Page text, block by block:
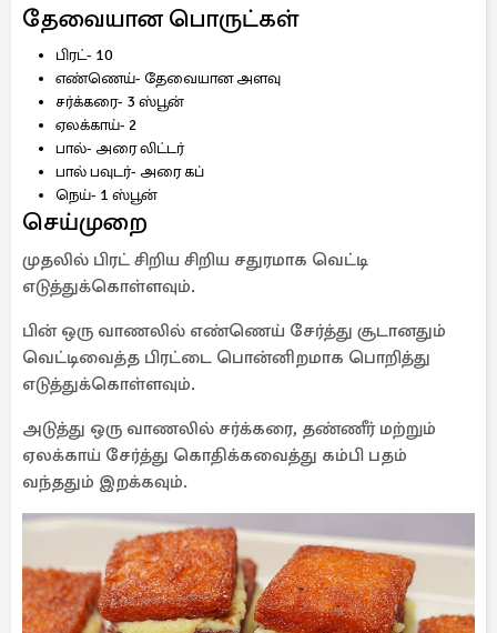
தேவையான பொருட்கள்
பிரட்- 10
எண்ணெய்- தேவையான அளவு
சர்க்கரை- 3 ஸ்பூன்
ஏலக்காய்- 2
பால்- அரை லிட்டர்
பால் பவுடர்- அரை கப்
நெய்- 1 ஸ்பூன்
செய்முறை
முதலில் பிரட் சிறிய சிறிய சதுரமாக வெட்டி
எடுத்துக்கொள்ளவும்.
பின் ஒரு வாணலில் எண்ணெய் சேர்த்து சூடானதும்
வெட்டிவைத்த பிரட்டை பொன்னிறமாக பொறித்து
எடுத்துக்கொள்ளவும்.
அடுத்து ஒரு வாணலில் சர்க்கரை, தண்ணீர் மற்றும்
ஏலக்காய் சேர்த்து கொதிக்கவைத்து கம்பி பதம்
வந்ததும் இறக்கவும்.